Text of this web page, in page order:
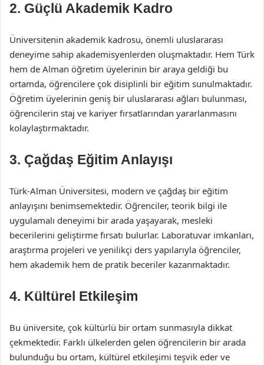
2. Güçlü Akademik Kadro
Üniversitenin akademik kadrosu, önemli uluslararası
deneyime sahip akademisyenlerden oluşmaktadır. Hem Türk
hem de Alman öğretim üyelerinin bir araya geldiği bu
ortamda, öğrencilere çok disiplinli bir eğitim sunulmaktadır.
Öğretim üyelerinin geniş bir uluslararası ağları bulunması,
öğrencilerin staj ve kariyer fırsatlarından yararlanmasını
kolaylaştırmaktadır.
3. Çağdaş Eğitim Anlayışı
Türk-Alman Üniversitesi, modern ve çağdaş bir eğitim
anlayışını benimsemektedir. Öğrenciler, teorik bilgi ile
uygulamalı deneyimi bir arada yaşayarak, mesleki
becerilerini geliştirme fırsatı bulurlar. Laboratuvar imkanları,
araştırma projeleri ve yenilikçi ders yapılarıyla öğrenciler,
hem akademik hem de pratik beceriler kazanmaktadır.
4. Kültürel Etkileşim
Bu üniversite, çok kültürlü bir ortam sunmasıyla dikkat
çekmektedir. Farklı ülkelerden gelen öğrencilerin bir arada
bulunduğu bu ortam, kültürel etkileşimi teşvik eder ve